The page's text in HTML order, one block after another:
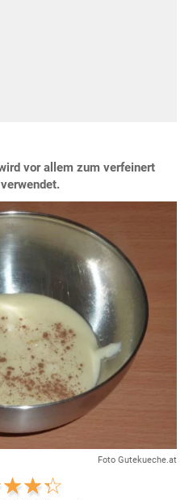
vor allem zum verfeinert
Foto Gutekueche.at